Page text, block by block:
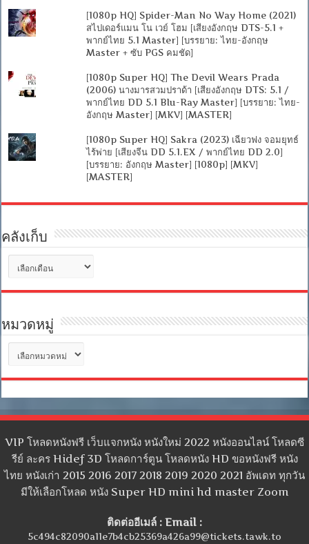
[1080p HQ] Spider-Man No Way Home (2021)
สไปเดอร์แมน โน เวย์ โฮม [เสียงอังกฤษ DTS-5.1 +
พากย์ไทย 5.1 Master] [บรรยาย: ไทย-อังกฤษ
Master + ซับ PGS คมชัด]
[1080p Super HQ] The Devil Wears Prada
(2006) นางมารสวมปราด้า [เสียงอังกฤษ DTS: 5.1 /
พากย์ไทย DD 5.1 Blu-Ray Master] [บรรยาย: ไทย-
อังกฤษ Master] [MKV] [MASTER]
[1080p Super HQ] Sakra (2023) เฉียวฟง จอมยุทธ์
ไร้พ่าย [เสียงจีน DD 5.1.EX / พากย์ไทย DD 2.0]
[บรรยาย: อังกฤษ Master] [1080p] [MKV]
[MASTER]
คลังเก็บ
คลัง
เก็บ
หมวดหมู่
หมวด
หมู่
VIP โหลดหนังฟรี เว็บแจกหนัง หนังใหม่ 2022 หนังออนไลน์ โหลดซี
รีย์ ละคร Hidef 3D โหลดการ์ตูน โหลดหนัง HD ขอหนังฟรี หนัง
ไทย หนังเก่า 2015 2016 2017 2018 2019 2020 2021 อัพเดท ทุกวัน
มีให้เลือกโหลด หนัง Super HD mini hd master Zoom
ติดต่ออีเมล์ : Email :
5c494c82090a11e7b4cb25369a426a99@tickets.tawk.to